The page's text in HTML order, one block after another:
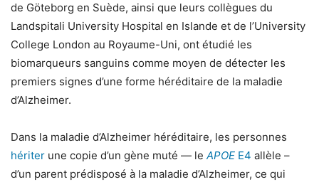
de Göteborg en Suède, ainsi que leurs collègues du
Landspitali University Hospital en Islande et de l’University
College London au Royaume-Uni, ont étudié les
biomarqueurs sanguins comme moyen de détecter les
premiers signes d’une forme héréditaire de la maladie
d’Alzheimer.
Dans la maladie d’Alzheimer héréditaire, les personnes
hériter une copie d’un gène muté — le APOE E4 allèle –
d’un parent prédisposé à la maladie d’Alzheimer, ce qui